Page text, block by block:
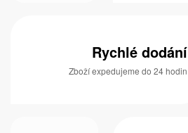
Rychlé dodání
Zboží expedujeme do 24 hodin